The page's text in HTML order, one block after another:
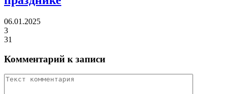
06.01.2025
3
31
Комментарий к записи